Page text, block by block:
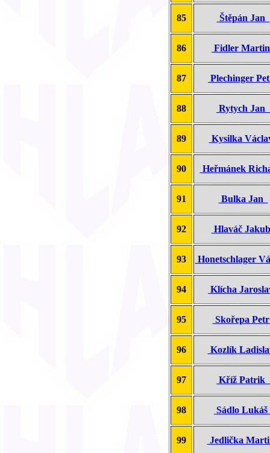
85 Štěpán Jan
86 Fidler
87 Plechinger
88 Rytych Jan
89 Kysilka
90 Heřmánek
91 Bulka Jan
92 Hlaváč
93 Honetschlager
94 Klícha
95 Skořepa
96 Kozlík
97 Kříž Patrik
98 Sádlo
99 Jedlička